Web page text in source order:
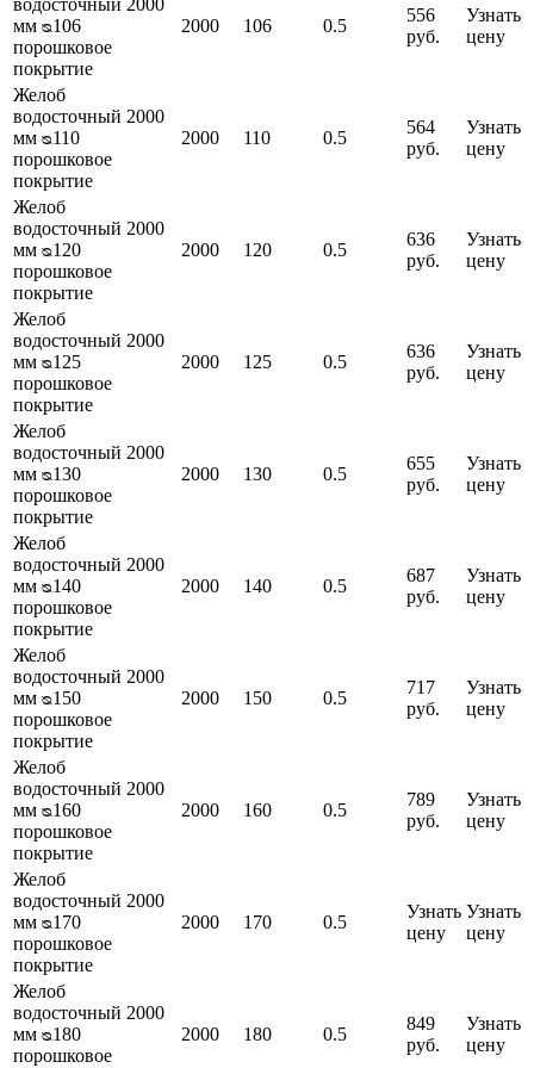
водосточный 2000
мм ᴓ106
порошковое
покрытие
2000 106 0.5
556
руб.
Узнать
цену
Желоб
водосточный 2000
мм ᴓ110
порошковое
покрытие
2000 110 0.5
564
руб.
Узнать
цену
Желоб
водосточный 2000
мм ᴓ120
порошковое
покрытие
2000 120 0.5
636
руб.
Узнать
цену
Желоб
водосточный 2000
мм ᴓ125
порошковое
покрытие
2000 125 0.5
636
руб.
Узнать
цену
Желоб
водосточный 2000
мм ᴓ130
порошковое
покрытие
2000 130 0.5
655
руб.
Узнать
цену
Желоб
водосточный 2000
мм ᴓ140
порошковое
покрытие
2000 140 0.5
687
руб.
Узнать
цену
Желоб
водосточный 2000
мм ᴓ150
порошковое
покрытие
2000 150 0.5
717
руб.
Узнать
цену
Желоб
водосточный 2000
мм ᴓ160
порошковое
покрытие
2000 160 0.5
789
руб.
Узнать
цену
Желоб
водосточный 2000
мм ᴓ170
порошковое
покрытие
2000 170 0.5
Узнать
цену
Узнать
цену
Желоб
водосточный 2000
мм ᴓ180
порошковое
2000 180 0.5
849
руб.
Узнать
цену